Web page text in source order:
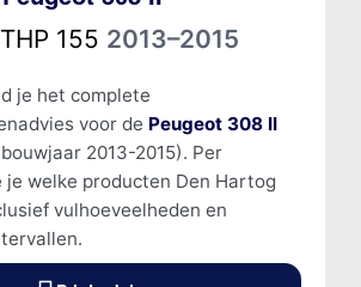
155 2013–2015
je het complete
voor de Peugeot 308 II
2013-2015). Per
je welke producten Den Hartog
vulhoeveelheden en